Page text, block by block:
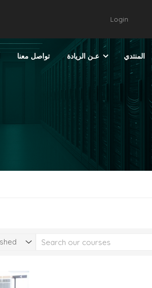
Login
تواصل معنا عـن الريادة المنتدي